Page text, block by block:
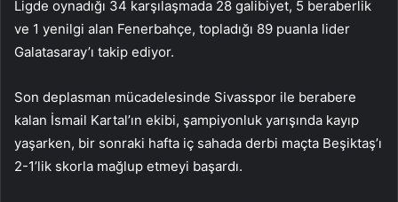
Ligde oynadığı 34 karşılaşmada 28 galibiyet, 5 beraberlik
ve 1 yenilgi alan Fenerbahçe, topladığı 89 puanla lider
Galatasaray’ı takip ediyor.
Son deplasman mücadelesinde Sivasspor ile berabere
kalan İsmail Kartal’ın ekibi, şampiyonluk yarışında kayıp
yaşarken, bir sonraki hafta iç sahada derbi maçta Beşiktaş’ı
2-1’lik skorla mağlup etmeyi başardı.